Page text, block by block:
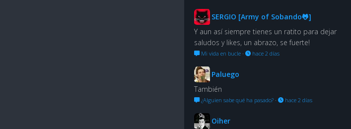
SERGIO [Army of Sobando🐸]
Y aun así siempre tienes un ratito para dejar
saludos y likes, un abrazo, se fuerte!
Mi vida en bucle · hace 2 días
Paluego
También
¿Alguien sabe qué ha pasado? · hace 2 días
Oiher